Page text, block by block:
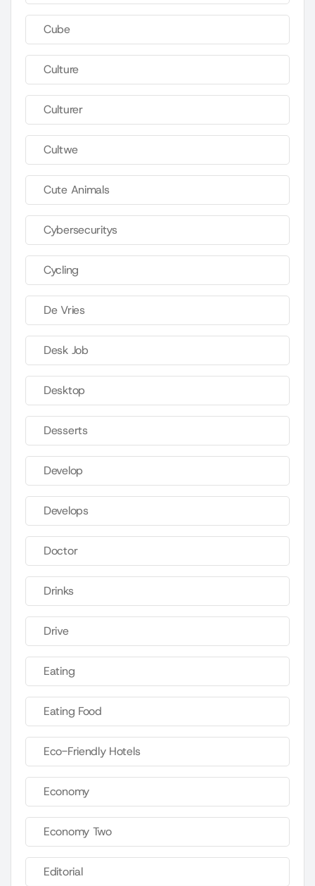
Cube
Culture
Culturer
Cultwe
Cute Animals
Cybersecuritys
Cycling
De Vries
Desk Job
Desktop
Desserts
Develop
Develops
Doctor
Drinks
Drive
Eating
Eating Food
Eco-Friendly Hotels
Economy
Economy Two
Editorial